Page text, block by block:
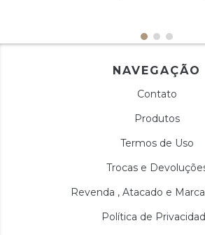
NAVEGAÇÃO
Contato
Produtos
Termos de Uso
Trocas e
Revenda , Atacado e
Política de